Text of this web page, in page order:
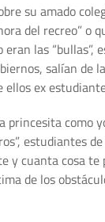
su amado
del recreo”
las
salían de
ex
como
estudiantes
y cuanta cosa
de los